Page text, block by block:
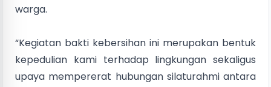
warga.
“Kegiatan bakti kebersihan ini merupakan bentuk
kepedulian kami terhadap lingkungan sekaligus
upaya mempererat hubungan silaturahmi antara